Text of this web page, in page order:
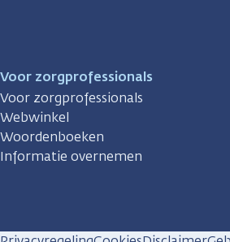
Voor zorgprofessionals
Voor zorgprofessionals
Webwinkel
Woordenboeken
Informatie overnemen